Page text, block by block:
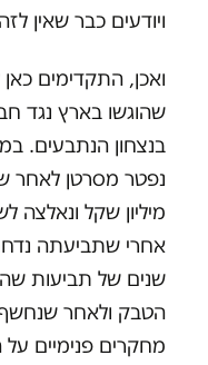
ויודעים כבר שאין
ואכן, התקדימים
שהוגשו בארץ נגד
בנצחון הנתבעים.
אחרי שתביעתה
שנים של תביעות
הטבק ולאחר
מחקרים פנימיים על